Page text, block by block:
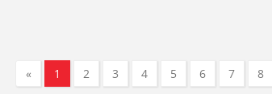
« 1 2 3 4 5 6 7 8